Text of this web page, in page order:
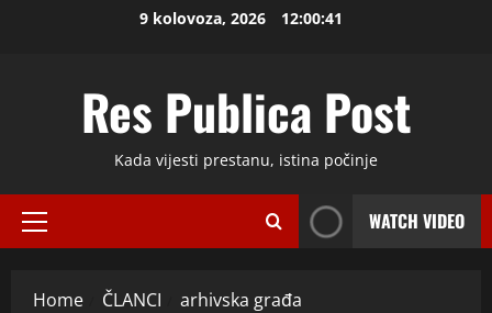
9 kolovoza, 2026 12:00:42
Res Publica Post
Kada vijesti prestanu, istina počinje
Primary
WATCH VIDEO
Home ČLANCI arhivska građa